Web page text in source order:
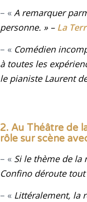
– « A remarquer
personne. » – La
– « Comédien
à toutes les
le pianiste Laurent
2. Au Théâtre de
rôle sur scène
– « Si le thème de la
Confino déroute
– « Littéralement, la